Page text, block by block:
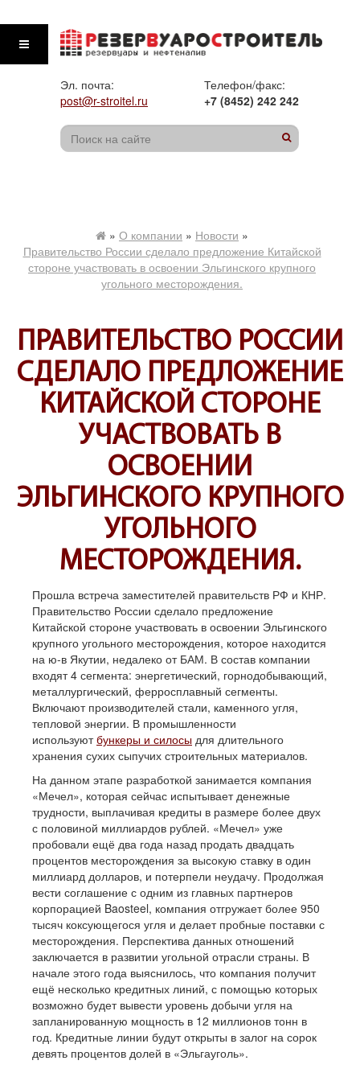
Эл. почта:
post@r-stroitel.ru
Телефон/факс:
+7 (8452) 242 242
» О компании » Новости »
Правительство России сделало предложение Китайской
стороне участвовать в освоении Эльгинского крупного
угольного месторождения.
ПРАВИТЕЛЬСТВО РОССИИ
СДЕЛАЛО ПРЕДЛОЖЕНИЕ
КИТАЙСКОЙ СТОРОНЕ
УЧАСТВОВАТЬ В
ОСВОЕНИИ
ЭЛЬГИНСКОГО КРУПНОГО
УГОЛЬНОГО
МЕСТОРОЖДЕНИЯ.
Прошла встреча заместителей правительств РФ и КНР.
Правительство России сделало предложение
Китайской стороне участвовать в освоении Эльгинского
крупного угольного месторождения, которое находится
на ю-в Якутии, недалеко от БАМ. В состав компании
входят 4 сегмента: энергетический, горнодобывающий,
металлургический, ферросплавный сегменты.
Включают производителей стали, каменного угля,
тепловой энергии. В промышленности
используютбункеры и силосы для длительного
хранения сухих сыпучих строительных материалов.
На данном этапе разработкой занимается компания
«Мечел», которая сейчас испытывает денежные
трудности, выплачивая кредиты в размере более двух
с половиной миллиардов рублей. «Мечел» уже
пробовали ещё два года назад продать двадцать
процентов месторождения за высокую ставку в один
миллиард долларов, и потерпели неудачу. Продолжая
вести соглашение с одним из главных партнеров
корпорацией Baosteel, компания отгружает более 950
тысяч коксующегося угля и делает пробные поставки с
месторождения. Перспектива данных отношений
заключается в развитии угольной отрасли страны. В
начале этого года выяснилось, что компания получит
ещё несколько кредитных линий, с помощью которых
возможно будет вывести уровень добычи угля на
запланированную мощность в 12 миллионов тонн в
год. Кредитные линии будут открыты в залог на сорок
девять процентов долей в «Эльгауголь».